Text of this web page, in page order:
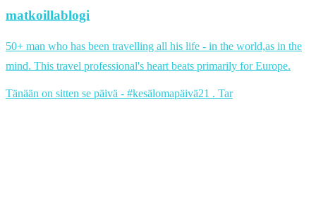
matkoillablogi
50+ man who has been travelling all his life - in the world,as in the
mind. This travel professional's heart beats primarily for Europe.
Tänään on sitten se päivä - #kesälomapäivä21 . Tar